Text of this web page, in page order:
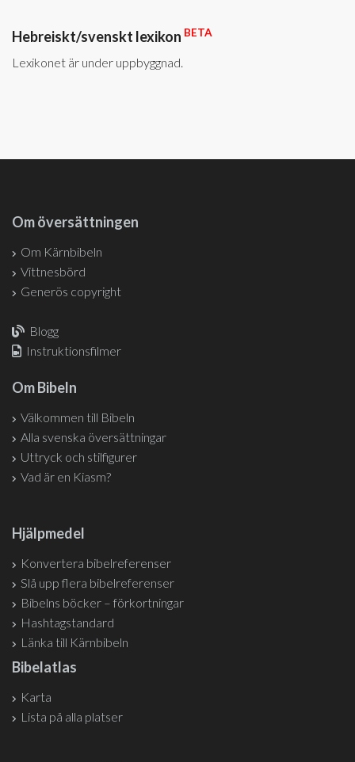
Hebreiskt/svenskt lexikon BETA
Lexikonet är under uppbyggnad.
Om översättningen
Om Kärnbibeln
Vittnesbörd
Generös copyright
Blogg
Instruktionsfilmer
Om Bibeln
Välkommen till Bibeln
Alla svenska översättningar
Uttryck och stilfigurer
Vad är en Kiasm?
Hjälpmedel
Konvertera bibelreferenser
Slå upp flera bibelreferenser
Bibelns böcker – förkortningar
Hashtagstandard
Länka till Kärnbibeln
Bibelatlas
Karta
Lista på alla platser